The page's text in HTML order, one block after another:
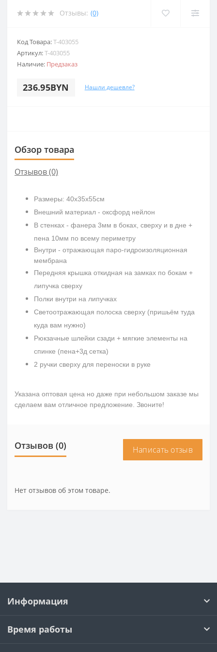
Отзывы: (0)
Код Товара:T-403055
Артикул:T-403055
Наличие: Предзаказ
236.95BYN Нашли дешевле?
Обзор товара
Отзывов (0)
Размеры: 40х35х55см
Внешний материал - оксфорд нейлон
В стенках - фанера 3мм в боках, сверху и в дне +
пена 10мм по всему периметру
Внутри - отражающая паро-гидроизоляционная
мембрана
Передняя крышка откидная на замках по бокам +
липучка сверху
Полки внутри на липучках
Светоотражающая полоска сверху (пришьём туда
куда вам нужно)
Рюкзачные шлейки сзади + мягкие элементы на
спинке (пена+3д сетка)
2 ручки сверху для переноски в руке
Указана оптовая цена но даже при небольшом заказе мы
сделаем вам отличное предложение. Звоните!
Отзывов (0) Написать отзыв
Нет отзывов об этом товаре.
Информация
Время работы